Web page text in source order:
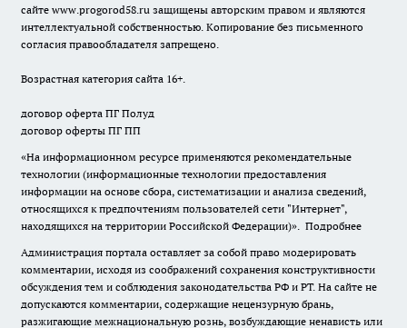
сайте www.progorod58.ru защищены авторским правом и являются
интеллектуальной собственностью. Копирование без письменного
согласия правообладателя запрещено.
Возрастная категория сайта 16+.
договор оферта ПГ Полуд
договор оферты ПГ ПП
«На информационном ресурсе применяются рекомендательные
технологии (информационные технологии предоставления
информации на основе сбора, систематизации и анализа сведений,
относящихся к предпочтениям пользователей сети "Интернет",
находящихся на территории Российской Федерации)». Подробнее
Администрация портала оставляет за собой право модерировать
комментарии, исходя из соображений сохранения конструктивности
обсуждения тем и соблюдения законодательства РФ и РТ. На сайте не
допускаются комментарии, содержащие нецензурную брань,
разжигающие межнациональную рознь, возбуждающие ненависть или